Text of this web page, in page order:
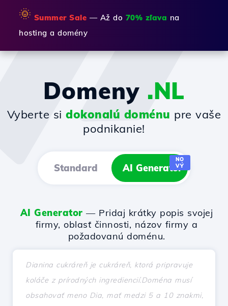
🌞 Summer Sale — Až do 70% zľava na
hosting a domény
Domeny .NL
Vyberte sidokonalú doménu pre vaše
podnikanie!
Standard AI Generator
NO
VÝ
AI Generator — Pridaj krátky popis svojej
firmy, oblasť činnosti, názov firmy a
požadovanú doménu.